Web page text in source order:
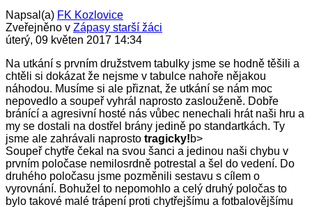
Napsal(a) FK Kozlovice
Zveřejněno v Zápasy starší žáci
úterý, 09 květen 2017 14:34
Na utkání s prvním družstvem tabulky jsme se hodně těšili a
chtěli si dokázat že nejsme v tabulce nahoře nějakou
náhodou. Musíme si ale přiznat, že utkání se nám moc
nepovedlo a soupeř vyhrál naprosto zaslouženě. Dobře
bránící a agresivní hosté nás vůbec nenechali hrát naši hru a
my se dostali na dostřel brány jedině po standartkách. Ty
jsme ale zahrávali naprosto tragicky!b>
Soupeř chytře čekal na svou šanci a jedinou naši chybu v
prvním poločase nemilosrdně potrestal a šel do vedení. Do
druhého poločasu jsme pozměnili sestavu s cílem o
vyrovnání. Bohužel to nepomohlo a celý druhý poločas to
bylo takové malé trápení proti chytřejšímu a fotbalovějšímu